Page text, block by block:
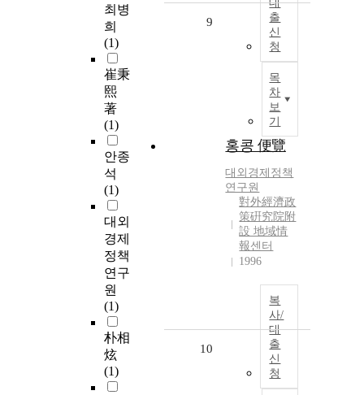
최병
희
(1)
崔秉
熙
著
(1)
안종
석
(1)
대외
경제
정책
연구
원
(1)
朴相
炫
(1)
대
출
신
청
목
차
보
기
9
홍콩 便覽
대외경제정책
연구원
對外經濟政
策硏究院附
設 地域情
報센터
1996
복
사/
대
출
신
청
10